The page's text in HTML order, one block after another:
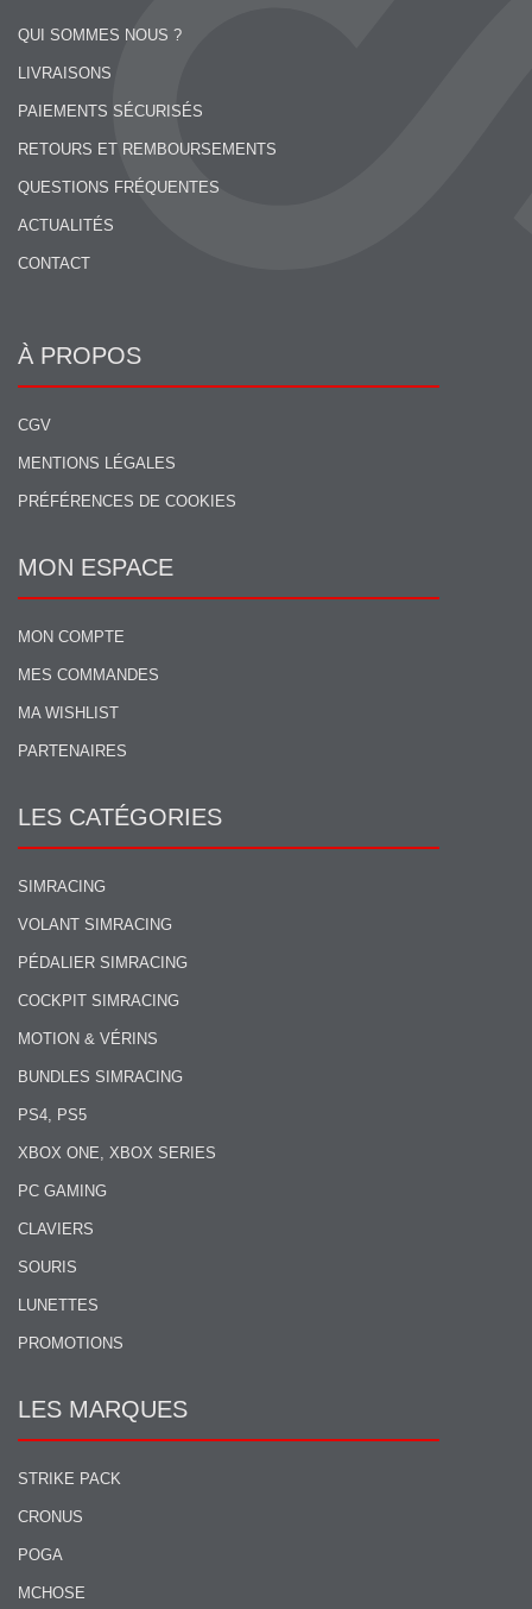
QUI SOMMES NOUS ?
LIVRAISONS
PAIEMENTS SÉCURISÉS
RETOURS ET REMBOURSEMENTS
QUESTIONS FRÉQUENTES
ACTUALITÉS
CONTACT
À PROPOS
CGV
MENTIONS LÉGALES
PRÉFÉRENCES DE COOKIES
MON ESPACE
MON COMPTE
MES COMMANDES
MA WISHLIST
PARTENAIRES
LES CATÉGORIES
SIMRACING
VOLANT SIMRACING
PÉDALIER SIMRACING
COCKPIT SIMRACING
MOTION & VÉRINS
BUNDLES SIMRACING
PS4, PS5
XBOX ONE, XBOX SERIES
PC GAMING
CLAVIERS
SOURIS
LUNETTES
PROMOTIONS
LES MARQUES
STRIKE PACK
CRONUS
POGA
MCHOSE